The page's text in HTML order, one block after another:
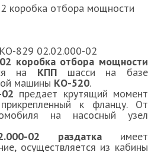
отбора мощности
КО-829 02.02.000-02
коробка отбора мощности
на КПП шасси на базе
машины КО-520.
предает крутящий момент
к фланцу. От
на насосный узел
02 раздаткаимеет
осуществляется из кабины